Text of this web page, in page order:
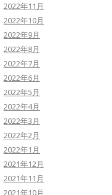
2022年11月
2022年10月
2022年9月
2022年8月
2022年7月
2022年6月
2022年5月
2022年4月
2022年3月
2022年2月
2022年1月
2021年12月
2021年11月
2021年10月